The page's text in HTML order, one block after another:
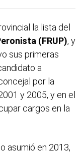
la lista del
(FRUP), y
sus primeras
a
por la
y 2005, y en el
cargos en la
asumió en 2013,